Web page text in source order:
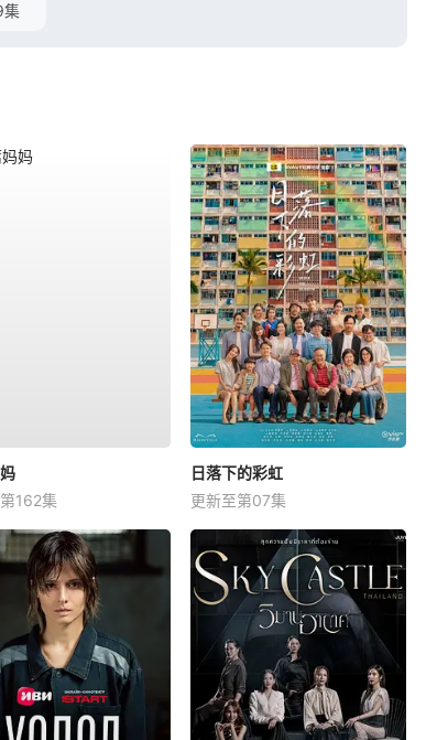
集
162集
日落下的彩虹
更新至第07集